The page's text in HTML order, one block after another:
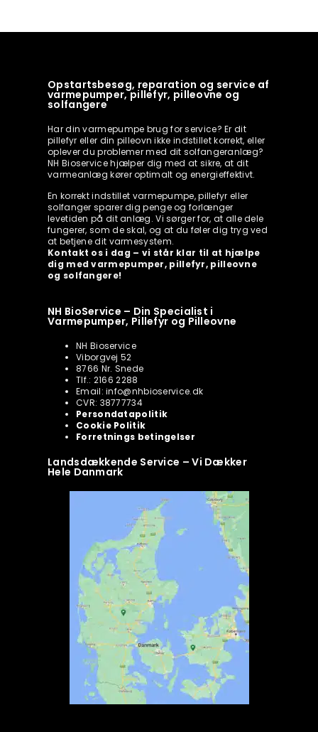
Opstartsbesøg, reparation og service af
varmepumper, pillefyr, pilleovne og
solfangere
Har din varmepumpe brug for service? Er dit
pillefyr eller din pilleovn ikke indstillet korrekt, eller
oplever du problemer med dit solfangeranlæg?
NH Bioservice hjælper dig med at sikre, at dit
varmeanlæg kører optimalt og energieffektivt.
En korrekt indstillet varmepumpe, pillefyr eller
solfanger sparer dig penge og forlænger
levetiden på dit anlæg. Vi sørger for, at alle dele
fungerer, som de skal, og at du føler dig tryg ved
at betjene dit varmesystem.
Kontakt os i dag – vi står klar til at hjælpe
dig med varmepumper, pillefyr, pilleovne
og solfangere!
NH BioService – Din Specialist i
Varmepumper, Pillefyr og Pilleovne
NH Bioservice
Viborgvej 52
8766 Nr. Snede
Tlf.: 2166 2288
Email: info@nhbioservice.dk
CVR: 38777734
Persondatapolitik
Cookie Politik
Forretnings betingelser
Landsdækkende Service – Vi Dækker
Hele Danmark